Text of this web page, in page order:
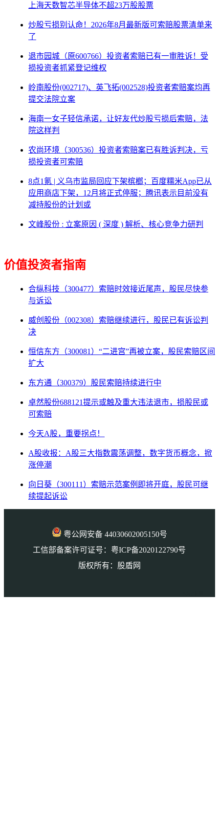
上海天数智芯半导体不超23万股股票
炒股亏损别认命！2026年8月最新版可索赔股票清单来
了
退市园城（原600766）投资者索赔已有一审胜诉！受
损投资者抓紧登记维权
岭南股份(002717)、英飞拓(002528)投资者索赔案均再
提交法院立案
海南一女子轻信承诺，让好友代炒股亏损后索赔，法
院这样判
农尚环境（300536）投资者索赔案已有胜诉判决，亏
损投资者可索赔
8点1氪 | 义乌市监局回应下架槟榔；百度糯米App已从
应用商店下架，12月将正式停服；腾讯表示目前没有
减持股份的计划或
文峰股份 : 立案原因 ( 深度 ) 解析、核心竞争力研判
价值投资者指南
合纵科技（300477）索赔时效接近尾声，股民尽快参
与诉讼
威创股份（002308）索赔继续进行，股民已有诉讼判
决
恒信东方（300081）“二进宫”再被立案，股民索赔区间
扩大
东方通（300379）股民索赔持续进行中
卓然股份688121提示或触及重大违法退市，损股民或
可索赔
今天A股，重要拐点！
A股收报：A股三大指数震荡调整，数字货币概念，掀
涨停潮
向日葵（300111）索赔示范案例即将开庭，股民可继
续提起诉讼
粤公网安备 44030602005150号
工信部备案许可证号：粤ICP备2020122790号
版权所有：股盾网